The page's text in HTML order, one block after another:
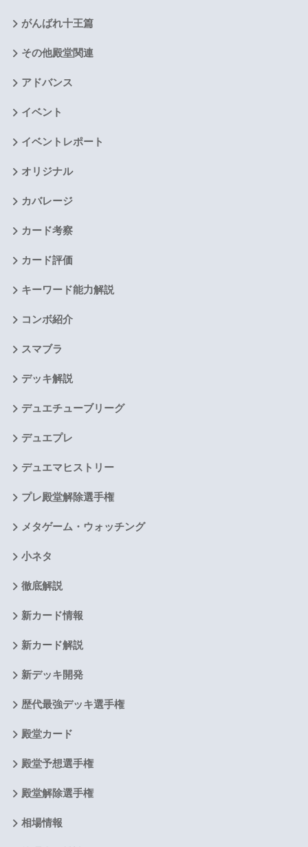
がんばれ十王篇
その他殿堂関連
アドバンス
イベント
イベントレポート
オリジナル
カバレージ
カード考察
カード評価
キーワード能力解説
コンボ紹介
スマブラ
デッキ解説
デュエチューブリーグ
デュエプレ
デュエマヒストリー
プレ殿堂解除選手権
メタゲーム・ウォッチング
小ネタ
徹底解説
新カード情報
新カード解説
新デッキ開発
歴代最強デッキ選手権
殿堂カード
殿堂予想選手権
殿堂解除選手権
相場情報